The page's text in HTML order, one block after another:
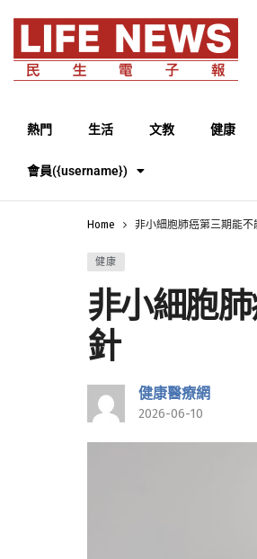
熱門 生活 文教 健康
會員({username})
Home 非小細胞肺癌第三期能
健康
非小細胞
針
健康醫療網
2026-06-10